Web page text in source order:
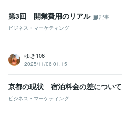
第3回 開業費用のリアル
記事
ビジネス・マーケティング
ゆき106
2025/11/06 01:15
京都の現状 宿泊料金の差について
ビジネス・マーケティング